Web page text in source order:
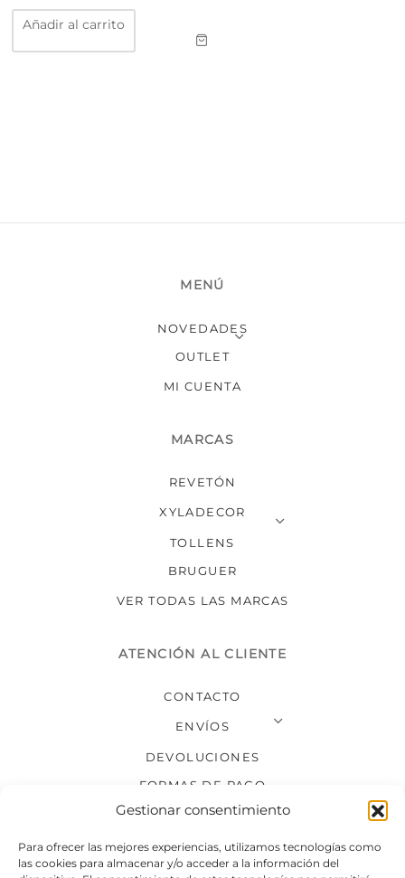
Gestionar consentimiento
Para ofrecer las mejores experiencias, utilizamos tecnologías como
las cookies para almacenar y/o acceder a la información del
Añadir al carrito
MENÚ
NOVEDADES
OUTLET
MI CUENTA
MARCAS
REVETÓN
XYLADECOR
TOLLENS
BRUGUER
VER TODAS LAS MARCAS
ATENCIÓN AL CLIENTE
CONTACTO
ENVÍOS
DEVOLUCIONES
FORMAS DE PAGO
SÍGUENOS